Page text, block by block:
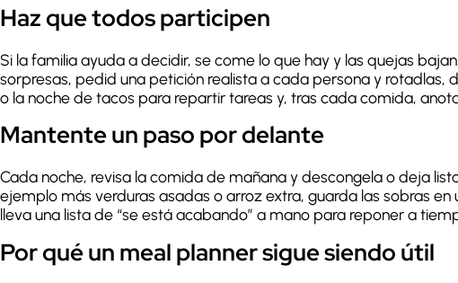
Haz que todos participen
Si la familia ayuda a decidir, se come lo que hay y las quejas
sorpresas, pedid una petición realista a cada persona y
o la noche de tacos para repartir tareas y, tras cada comida,
Mantente un paso por delante
Cada noche, revisa la comida de mañana y descongela o deja
ejemplo más verduras asadas o arroz extra, guarda las sobras
lleva una lista de “se está acabando” a mano para reponer a
Por qué un meal planner sigue siendo útil